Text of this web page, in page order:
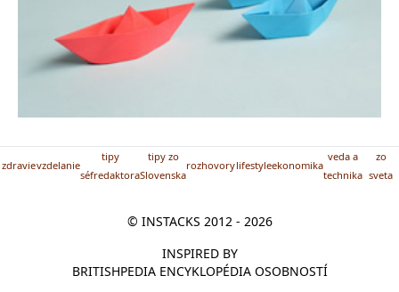
zdravievzdelanie
tipy
séfredaktora
tipy zo
Slovenska
rozhovorylifestyleekonomika
veda a
technika
zo
sveta
© INSTACKS 2012 - 2026
INSPIRED BY
BRITISHPEDIA ENCYKLOPÉDIA OSOBNOSTÍ